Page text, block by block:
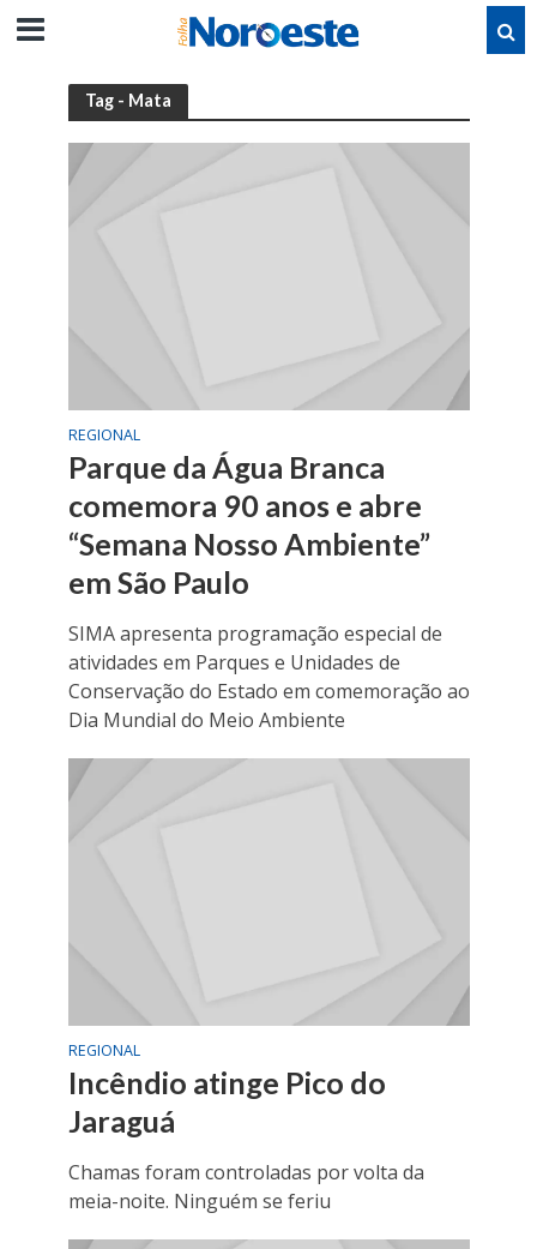
Tag - Mata
REGIONAL
Parque da Água Branca
comemora 90 anos e abre
“Semana Nosso Ambiente”
em São Paulo
SIMA apresenta programação especial de
atividades em Parques e Unidades de
Conservação do Estado em comemoração ao
Dia Mundial do Meio Ambiente
REGIONAL
Incêndio atinge Pico do
Jaraguá
Chamas foram controladas por volta da
meia-noite. Ninguém se feriu